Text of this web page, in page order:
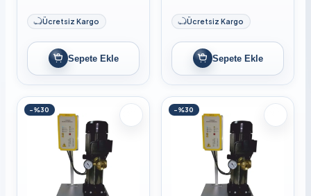
Ücretsiz Kargo
Sepete Ekle
Ücretsiz Kargo
Sepete Ekle
-%30 -%30